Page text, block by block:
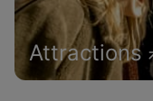
Attractions